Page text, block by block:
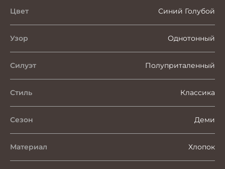
Цвет Синий Голубой
Узор Однотонный
Силуэт Полуприталенный
Стиль Классика
Сезон Деми
Материал Хлопок